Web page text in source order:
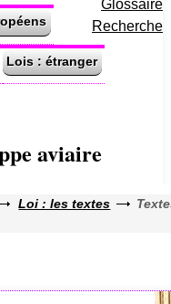
Glossaire
Recherche
Lois : étranger
aviaire
Loi : les textes